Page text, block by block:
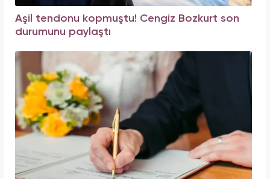
Aşil tendonu kopmuştu! Cengiz Bozkurt son
durumunu paylaştı